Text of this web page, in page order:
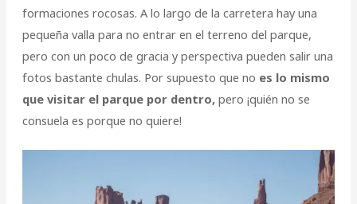
formaciones rocosas. A lo largo de la carretera hay una
pequeña valla para no entrar en el terreno del parque,
pero con un poco de gracia y perspectiva pueden salir una
fotos bastante chulas. Por supuesto que no es lo mismo
que visitar el parque por dentro, pero ¡quién no se
consuela es porque no quiere!